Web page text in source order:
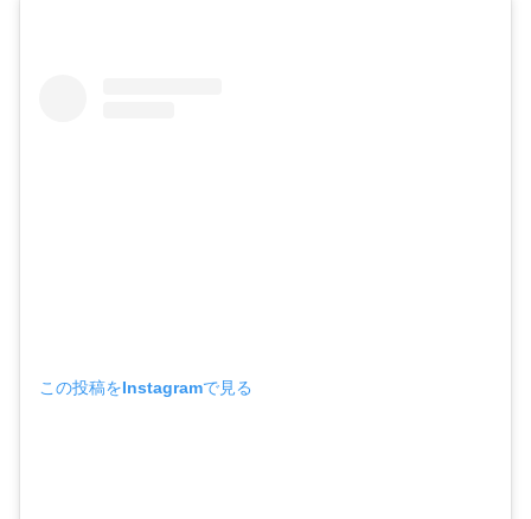
この投稿をInstagramで見る